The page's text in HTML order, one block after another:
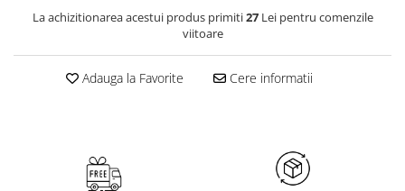
La achizitionarea acestui produs primiti27Lei pentru comenzile
viitoare
Adauga la Favorite Cere informatii